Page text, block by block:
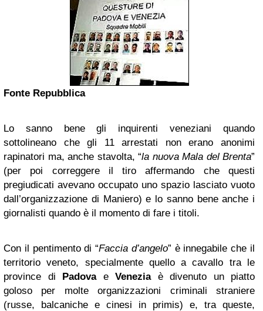
Fonte Repubblica
Lo sanno bene gli inquirenti veneziani quando
sottolineano che gli 11 arrestati non erano anonimi
rapinatori ma, anche stavolta, “la nuova Mala del Brenta”
(per poi correggere il tiro affermando che questi
pregiudicati avevano occupato uno spazio lasciato vuoto
dall’organizzazione di Maniero) e lo sanno bene anche i
giornalisti quando è il momento di fare i titoli.
Con il pentimento di “Faccia d’angelo” è innegabile che il
territorio veneto, specialmente quello a cavallo tra le
province di Padovae Veneziaè divenuto un piatto
goloso per molte organizzazioni criminali straniere
(russe, balcaniche e cinesi in primis) e, tra queste,